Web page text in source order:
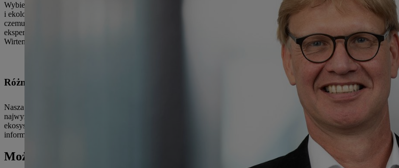
Wybierając partnerów projektu, firma STIHL świadomie zdecydowała się na współpracę z tymi samorządami, które
i ekologicznym, ale takie same wymagania. Odgrywają one istotną rolę, ponieważ dostarczają praktycznych spostrzeżeń
czemu możemy uzyskać cenne informacje na temat dalszego rozwoju naszej oferty produktów w interesie
eksperci-specjaliści z IfaS (Institut für angewandtes Stoffstrommanagement, czyli Instytutu Stosowanego Zarządzania
Wirtembergii oraz niezależne grupy interesów.
Różnorodność biologiczna w firmie STIHL
Nasza podstawowa działalność polega na aktywnej ochronie środowiska. Nienaruszone środowisko i nasz wkład w
najwyższymi priorytetami. Nasze produkty są przeznaczone do pracy w otoczeniu natury, ale jesteśmy świadomi naszej
ekosystemy. Dlatego ich ochrona jest dla nas kwestią priorytetową i nie bez powodu stanowi istotny obszar
informacji na temat strategii zrównoważonego rozwoju STIHL można znaleźć na naszej stronie internetowej pod adresem
Może Cię również zainteresować